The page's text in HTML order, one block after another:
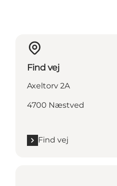
Find vej
Axeltorv 2A
4700 Næstved
Find vej